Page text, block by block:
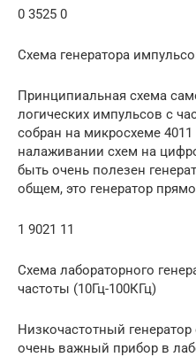
0 3525 0
Схема генератора
Принципиальная схема
логических импульсов с
собран на микросхеме
налаживании схем на
быть очень полезен
общем, это генератор
1 9021 11
Схема лабораторного
частоты (10Гц-100КГц)
Низкочастотный
очень важный прибор в